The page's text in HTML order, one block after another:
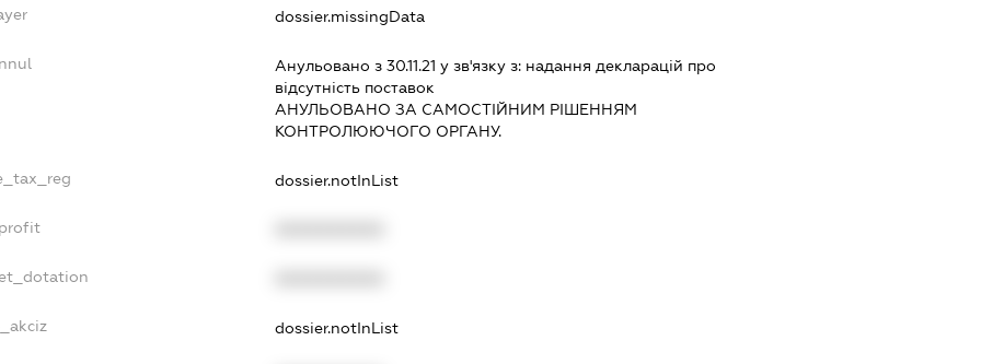
dossier.missingData
Анульовано з 30.11.21 у зв'язку з: надання декларацiй про
вiдсутнiсть поставок
АНУЛЬОВАНО ЗА САМОСТIЙНИМ РIШЕННЯМ
КОНТРОЛЮЮЧОГО ОРГАНУ.
dossier.notInList
dossier.notInList